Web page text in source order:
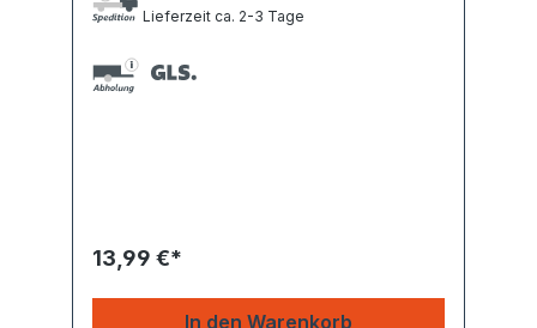
Lieferzeit ca. 2-3 Tage
13,99 €*
In den Warenkorb